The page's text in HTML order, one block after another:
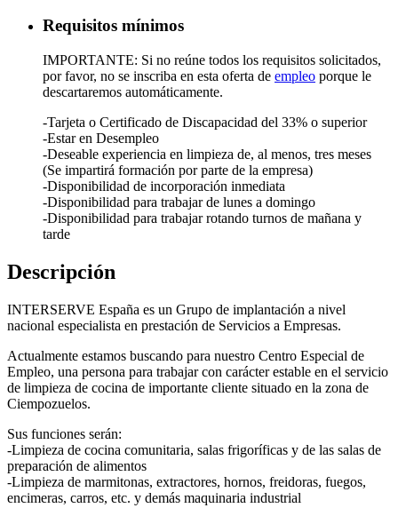
Requisitos mínimos
IMPORTANTE: Si no reúne todos los requisitos solicitados,
por favor, no se inscriba en esta oferta de empleo porque le
descartaremos automáticamente.
-Tarjeta o Certificado de Discapacidad del 33% o superior
-Estar en Desempleo
-Deseable experiencia en limpieza de, al menos, tres meses
(Se impartirá formación por parte de la empresa)
-Disponibilidad de incorporación inmediata
-Disponibilidad para trabajar de lunes a domingo
-Disponibilidad para trabajar rotando turnos de mañana y
tarde
Descripción
INTERSERVE España es un Grupo de implantación a nivel
nacional especialista en prestación de Servicios a Empresas.
Actualmente estamos buscando para nuestro Centro Especial de
Empleo, una persona para trabajar con carácter estable en el servicio
de limpieza de cocina de importante cliente situado en la zona de
Ciempozuelos.
Sus funciones serán:
-Limpieza de cocina comunitaria, salas frigoríficas y de las salas de
preparación de alimentos
-Limpieza de marmitonas, extractores, hornos, freidoras, fuegos,
encimeras, carros, etc. y demás maquinaria industrial